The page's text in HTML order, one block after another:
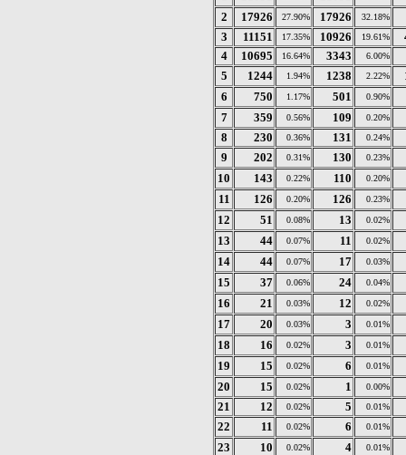
2 17926 27.90% 17926 32.18%
3
11151 17.35% 10926 19.61%
4
10695 16.64% 3343 6.00%
5 1244 1.94% 1238 2.22%
6
750 1.17% 501 0.90%
7 359 0.56% 109 0.20%
8 230 0.36% 131 0.24%
9 202 0.31% 130 0.23%
10 143 0.22% 110 0.20%
11 126 0.20% 126 0.23%
12 51 0.08% 13 0.02%
13 44 0.07% 11 0.02%
14 44 0.07% 17 0.03%
15 37 0.06% 24 0.04%
16 21 0.03% 12 0.02%
17 20 0.03% 3 0.01%
18 16 0.02% 3 0.01%
19 15 0.02% 6 0.01%
20 15 0.02% 1 0.00%
21 12 0.02% 5 0.01%
22 11 0.02% 6 0.01%
23 10 0.02% 4 0.01%